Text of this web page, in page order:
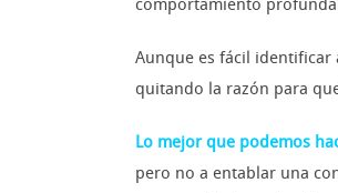
comportamiento
Aunque es fácil identificar
quitando la razón para
Lo mejor que podemos
pero no a entablar una